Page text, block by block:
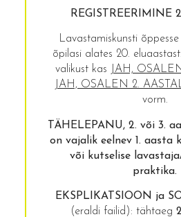
REGISTREERIMINE
Lavastamiskunsti
õpilasi alates 20.
valikust kas JAH,
JAH, OSALEN 2.
vorm.
TÄHELEPANU, 2. või 3.
on vajalik eelnev 1. aasta
või kutselise
praktika.
EKSPLIKATSIOON ja
(eraldi failid): tähtaeg